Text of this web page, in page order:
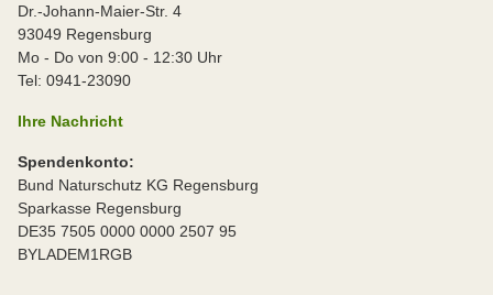
Dr.-Johann-Maier-Str. 4
93049 Regensburg
Mo - Do von 9:00 - 12:30 Uhr
Tel: 0941-23090
Ihre Nachricht
Spendenkonto:
Bund Naturschutz KG Regensburg
Sparkasse Regensburg
DE35 7505 0000 0000 2507 95
BYLADEM1RGB